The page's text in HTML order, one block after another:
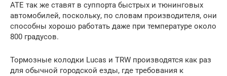
ATE так же ставят в суппорта быстрых и тюнинговых
автомобилей, поскольку, по словам производителя, они
способны хорошо работать даже при температуре около
800 градусов.
Тормозные колодки Lucas и TRW производятся как раз
для обычной городской езды, где требования к